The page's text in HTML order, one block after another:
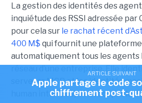
La gestion des identités des
inquiétude des RSSI adressée par
pour cela sur le rachat récent
400 M$ qui fournit une
automatiquement tous les agents
serveurs MCP et les identités
human interface) et est capable
ARTICLE SUIVANT
Apple partage le code
chiffrement post-